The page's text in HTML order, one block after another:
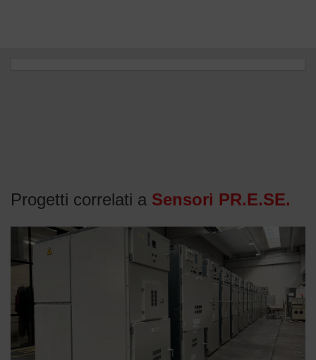
Progetti correlati a Sensori PR.E.SE.